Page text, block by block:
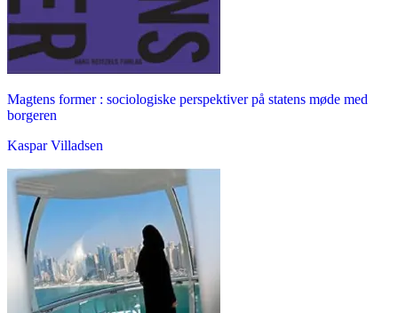
Magtens former : sociologiske perspektiver på statens møde med
borgeren
Kaspar Villadsen